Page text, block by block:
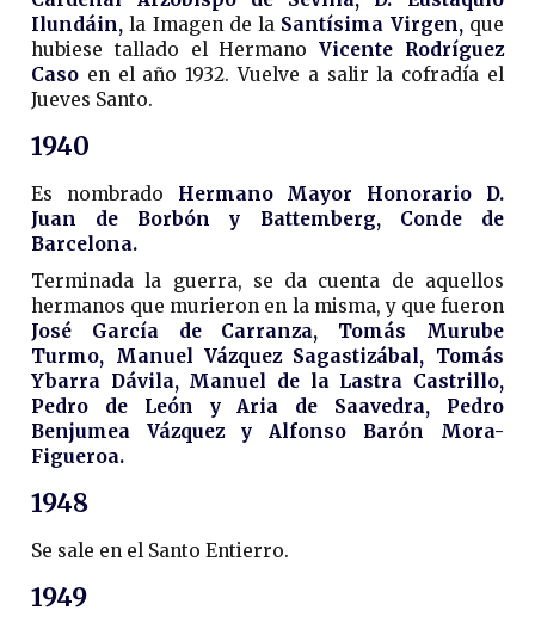
Ilundáin, la Imagen de la Santísima Virgen,que
hubiese tallado el HermanoVicente Rodríguez
Caso en el año 1932. Vuelve a salir la cofradía el
Jueves Santo.
1940
Es nombrado Hermano Mayor Honorario D.
Juan de Borbón y Battemberg, Conde de
Barcelona.
Terminada la guerra, se da cuenta de aquellos
hermanos que murieron en la misma, y que fueron
José García de Carranza, Tomás Murube
Turmo, Manuel Vázquez Sagastizábal, Tomás
Ybarra Dávila, Manuel de la Lastra Castrillo,
Pedro de León y Aria de Saavedra, Pedro
Benjumea Vázquez y Alfonso Barón Mora-
Figueroa.
1948
Se sale en el Santo Entierro.
1949